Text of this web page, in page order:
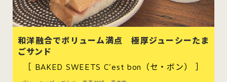
むつ市 十和田市 三沢市
和洋融合でボリューム満点 極厚ジューシーたま
ごサンド
［ BAKED SWEETS C’est bon（セ・ボン） ］